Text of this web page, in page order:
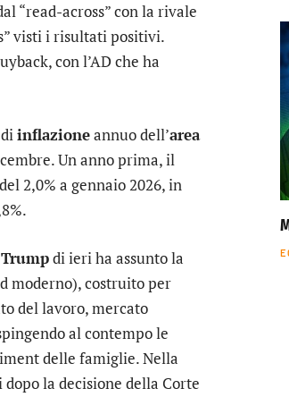
“read-across” con la rivale
visti i risultati positivi.
con l’AD che ha
inflazioneannuo dell’area
Un anno prima, il
2,0% a gennaio 2026, in
di ieri ha assunto la
moderno), costruito per
del lavoro, mercato
al contempo le
delle famiglie. Nella
la decisione della Corte